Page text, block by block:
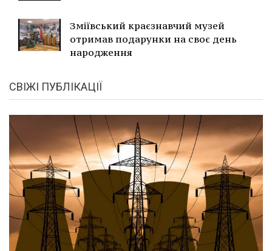
Зміївський краєзнавчий музей
отримав подарунки на своє день
народження
СВІЖІ ПУБЛІКАЦІЇ